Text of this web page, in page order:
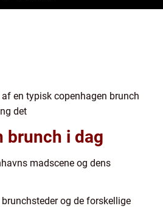
en typisk copenhagen brunch
det
brunch i dag
madscene og dens
og de forskellige